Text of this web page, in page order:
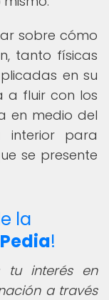
sobre cómo
tanto físicas
en su
a fluir con los
en medio del
para
se presente
la
!
tu interés en
a través